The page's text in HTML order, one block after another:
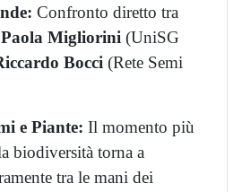
Confronto diretto tra
Paola Migliorini (UniSG
Bocci (Rete Semi
e Piante: Il momento più
biodiversità torna a
tra le mani dei